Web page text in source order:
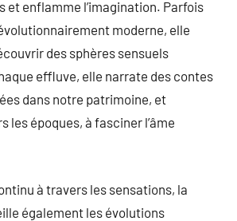
et enflamme l’imagination. Parfois
moderne, elle
des sphères sensuels
effluve, elle narrate des contes
dans notre patrimoine, et
les époques, à fasciner l’âme
à travers les sensations, la
également les évolutions